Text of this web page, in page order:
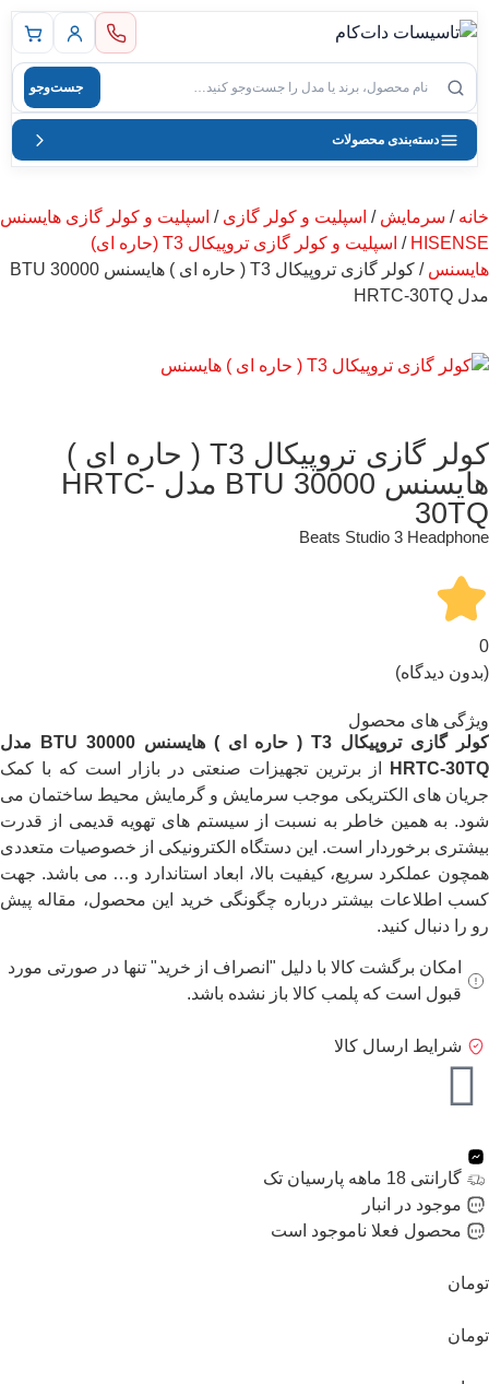
اصلی
جست‌وجو
دسته‌بندی محصولات
خانه / سرمایش / اسپلیت و کولر گازی / اسپلیت و کولر گازی هایسنس
HISENSE
/
اسپلیت و کولر گازی تروپیکال T3 (حاره ای)
هایسنس
/ کولر گازی تروپیکال T3 ( حاره ای ) هایسنس BTU 30000
مدل HRTC-30TQ
کولر گازی تروپیکال T3 ( حاره ای )
هایسنس BTU 30000 مدل HRTC-
30TQ
Beats Studio 3 Headphone
0
(بدون دیدگاه)
ویژگی های محصول
کولر گازی تروپیکال T3 ( حاره ای ) هایسنسBTU 30000
مدل
HRTC-30TQ
از برترین تجهیزات صنعتی در بازار است که با کمک
جریان های الکتریکی موجب سرمایش و گرمایش محیط ساختمان می
شود. به همین خاطر به نسبت از سیستم های تهویه قدیمی از قدرت
بیشتری برخوردار است. این دستگاه الکترونیکی از خصوصیات متعددی
همچون عملکرد سریع، کیفیت بالا، ابعاد استاندارد و… می باشد. جهت
کسب اطلاعات بیشتر درباره چگونگی خرید این محصول، مقاله پیش
رو را دنبال کنید.
امکان برگشت کالا با دلیل "انصراف از خرید" تنها در صورتی مورد
قبول است که پلمب کالا باز نشده باشد.
شرایط ارسال کالا
گارانتی 18 ماهه پارسیان تک
موجود در انبار
محصول فعلا ناموجود است
تومان
تومان